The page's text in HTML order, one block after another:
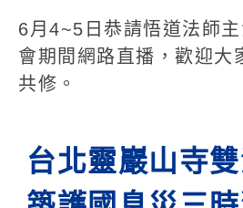
6月4~5日恭請悟道法師
會期間網路直播，歡迎大
共修。
台北靈巖山寺